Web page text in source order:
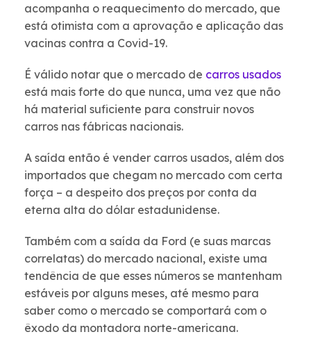
acompanha o reaquecimento do mercado, que
está otimista com a aprovação e aplicação das
vacinas contra a Covid-19.
É válido notar que o mercado de carros usados
está mais forte do que nunca, uma vez que não
há material suficiente para construir novos
carros nas fábricas nacionais.
A saída então é vender carros usados, além dos
importados que chegam no mercado com certa
força – a despeito dos preços por conta da
eterna alta do dólar estadunidense.
Também com a saída da Ford (e suas marcas
correlatas) do mercado nacional, existe uma
tendência de que esses números se mantenham
estáveis por alguns meses, até mesmo para
saber como o mercado se comportará com o
êxodo da montadora norte-americana.